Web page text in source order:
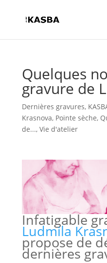
Quelques
gravure de
Dernières gravures,
Krasnova, Pointe sèche,
de..., Vie d'atelier
Infatigable
Ludmila
propose de
dernières